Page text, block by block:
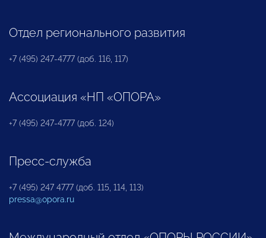
Отдел регионального развития
+7 (495) 247-4777 (доб. 116, 117)
Ассоциация «НП «ОПОРА»
+7 (495) 247-4777 (доб. 124)
Пресс-служба
+7 (495) 247 4777 (доб. 115, 114, 113)
pressa@opora.ru